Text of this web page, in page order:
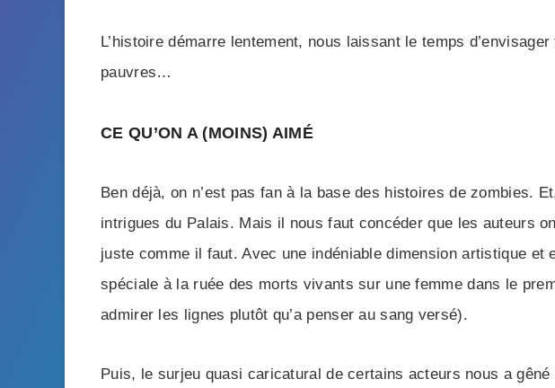
L’histoire démarre lentement, nous laissant le temps
pauvres…
CE QU’ON A (MOINS) AIMÉ
Ben déjà, on n’est pas fan à la base des histoires de zombies.
intrigues du Palais. Mais il nous faut concéder que les auteurs
juste comme il faut. Avec une indéniable dimension artistique
spéciale à la ruée des morts vivants sur une femme dans le
admirer les lignes plutôt qu’a penser au sang versé).
Puis, le surjeu quasi caricatural de certains acteurs nous a